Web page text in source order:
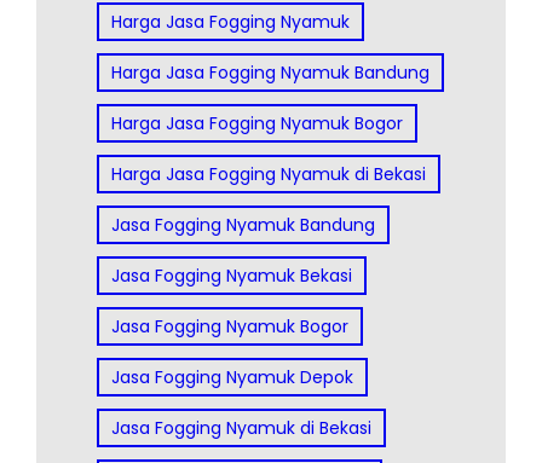
Harga Jasa Fogging Nyamuk
Harga Jasa Fogging Nyamuk Bandung
Harga Jasa Fogging Nyamuk Bogor
Harga Jasa Fogging Nyamuk di Bekasi
Jasa Fogging Nyamuk Bandung
Jasa Fogging Nyamuk Bekasi
Jasa Fogging Nyamuk Bogor
Jasa Fogging Nyamuk Depok
Jasa Fogging Nyamuk di Bekasi